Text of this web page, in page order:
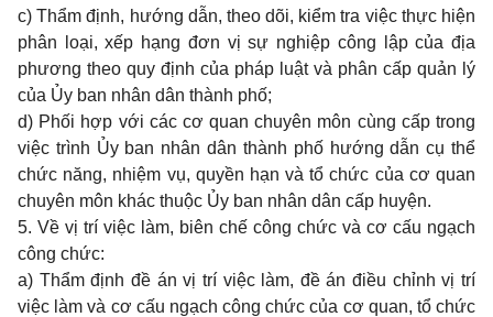
c) Thẩm định, hướng dẫn, theo dõi, kiểm tra việc thực hiện
phân loại, xếp hạng đơn vị sự nghiệp công lập của địa
phương theo quy định của pháp luật và phân cấp quản lý
của Ủy ban nhân dân thành phố;
d) Phối hợp với các cơ quan chuyên môn cùng cấp trong
việc trình Ủy ban nhân dân thành phố hướng dẫn cụ thể
chức năng, nhiệm vụ, quyền hạn và tổ chức của cơ quan
chuyên môn khác thuộc Ủy ban nhân dân cấp huyện.
5. Về vị trí việc làm, biên chế công chức và cơ cấu ngạch
công chức:
a) Thẩm định đề án vị trí việc làm, đề án điều chỉnh vị trí
việc làm và cơ cấu ngạch công chức của cơ quan, tổ chức